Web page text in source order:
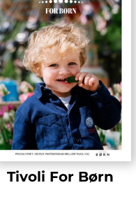
Tivoli For Børn